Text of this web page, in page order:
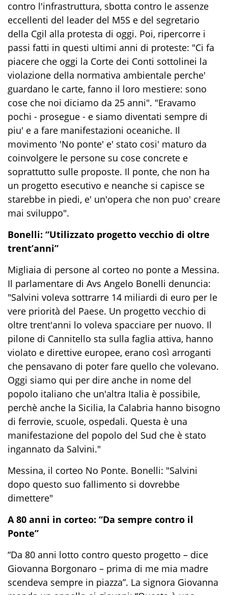
contro l'infrastruttura, sbotta contro le assenze
eccellenti del leader del M5S e del segretario
della Cgil alla protesta di oggi. Poi, ripercorre i
passi fatti in questi ultimi anni di proteste: "Ci fa
piacere che oggi la Corte dei Conti sottolinei la
violazione della normativa ambientale perche'
guardano le carte, fanno il loro mestiere: sono
cose che noi diciamo da 25 anni". "Eravamo
pochi - prosegue - e siamo diventati sempre di
piu' e a fare manifestazioni oceaniche. Il
movimento 'No ponte' e' stato cosi' maturo da
coinvolgere le persone su cose concrete e
soprattutto sulle proposte. Il ponte, che non ha
un progetto esecutivo e neanche si capisce se
starebbe in piedi, e' un'opera che non puo' creare
mai sviluppo".
Bonelli: “Utilizzato progetto vecchio di oltre
trent’anni”
Migliaia di persone al corteo no ponte a Messina.
Il parlamentare di Avs Angelo Bonelli denuncia:
"Salvini voleva sottrarre 14 miliardi di euro per le
vere priorità del Paese. Un progetto vecchio di
oltre trent'anni lo voleva spacciare per nuovo. Il
pilone di Cannitello sta sulla faglia attiva, hanno
violato e direttive europee, erano così arroganti
che pensavano di poter fare quello che volevano.
Oggi siamo qui per dire anche in nome del
popolo italiano che un'altra Italia è possibile,
perchè anche la Sicilia, la Calabria hanno bisogno
di ferrovie, scuole, ospedali. Questa è una
manifestazione del popolo del Sud che è stato
ingannato da Salvini."
Messina, il corteo No Ponte. Bonelli: "Salvini
dopo questo suo fallimento si dovrebbe
dimettere"
A 80 anni in corteo: “Da sempre contro il
Ponte”
“Da 80 anni lotto contro questo progetto – dice
Giovanna Borgonaro – prima di me mia madre
scendeva sempre in piazza”. La signora Giovanna